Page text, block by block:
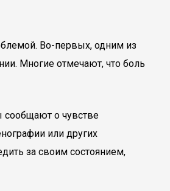
Во-первых, одним из
Многие отмечают, что боль
сообщают о чувстве
или других
за своим состоянием,